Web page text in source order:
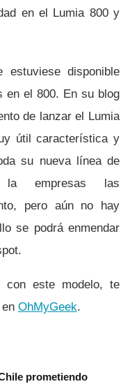
en el Lumia 800 y
estuviese disponible
en el 800. En su blog
de lanzar el Lumia
útil caracterí­stica y
su nueva lí­nea de
la empresas las
pero aún no hay
se podrá enmendar
con este modelo, te
OhMyGeek.
prometiendo